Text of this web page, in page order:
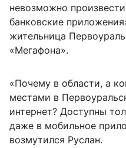
невозможно
банковские
жительница
«Мегафона».
«Почему в области, а
местами в
интернет? Доступны
даже в мобильное
возмутился Руслан.